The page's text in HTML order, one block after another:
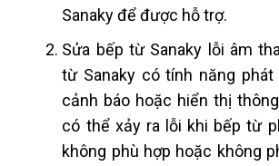
Sanaky để được hỗ trợ.
Sửa bếp từ Sanaky lỗi âm
từ Sanaky có tính năng
cảnh báo hoặc hiển thị
có thể xảy ra lỗi khi bếp từ
không phù hợp hoặc không